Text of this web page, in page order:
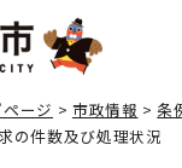
ページ > 市政情報 > 条
の件数及び処理状況